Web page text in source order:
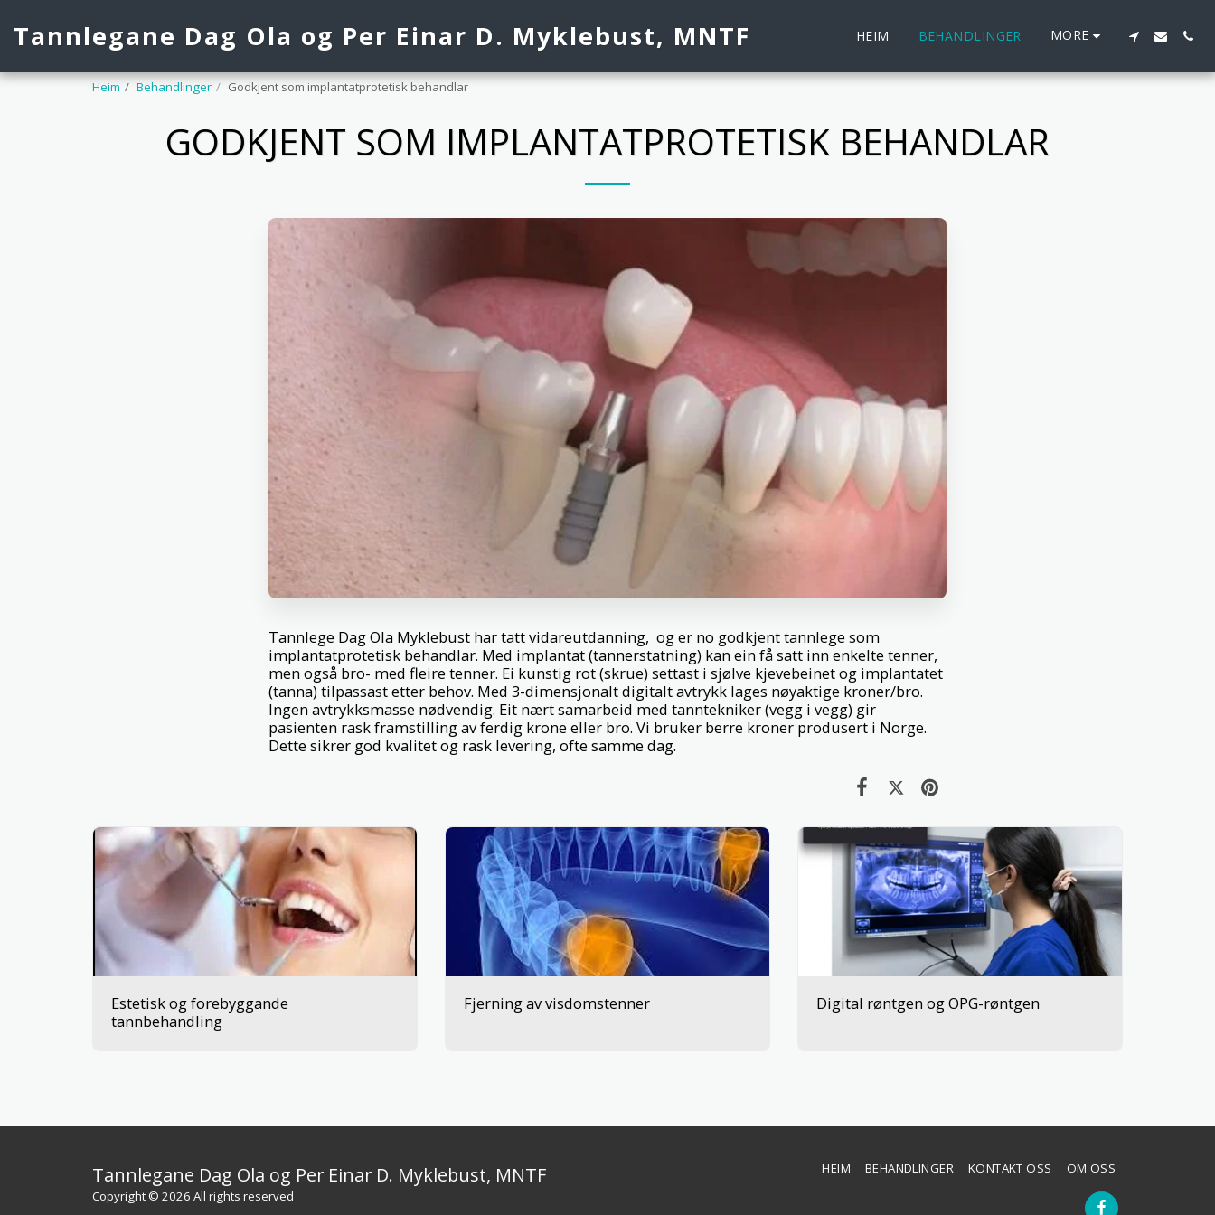
Tannlegane Dag Ola og Per Einar D. Myklebust, MNTF HEIM BEHANDLINGER MORE
Heim Behandlinger Godkjent som implantatprotetisk behandlar
GODKJENT SOM IMPLANTATPROTETISK BEHANDLAR
Tannlege Dag Ola Myklebust har tatt vidareutdanning, og er no godkjent tannlege som
implantatprotetisk behandlar. Med implantat (tannerstatning) kan ein få satt inn enkelte tenner,
men også bro- med fleire tenner. Ei kunstig rot (skrue) settast i sjølve kjevebeinet og implantatet
(tanna) tilpassast etter behov. Med 3-dimensjonalt digitalt avtrykk lages nøyaktige kroner/bro.
Ingen avtrykksmasse nødvendig. Eit nært samarbeid med tanntekniker (vegg i vegg) gir
pasienten rask framstilling av ferdig krone eller bro. Vi bruker berre kroner produsert i Norge.
Dette sikrer god kvalitet og rask levering, ofte samme dag.
Estetisk og forebyggande
tannbehandling
Fjerning av visdomstenner Digital røntgen og OPG-røntgen
Tannlegane Dag Ola og Per Einar D. Myklebust, MNTF
Copyright © 2026 All rights reserved
HEIM BEHANDLINGER KONTAKT OSS OM OSS